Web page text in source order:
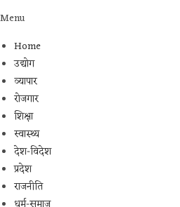
Menu
Home
उद्योग
व्यापार
रोजगार
शिक्षा
स्वास्थ्य
देश-विदेश
प्रदेश
राजनीति